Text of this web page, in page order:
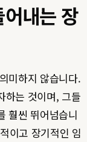
내는 장
미하지 않습니다.
하는 것이며, 그들
훨씬 뛰어넘습니
이고 장기적인 임